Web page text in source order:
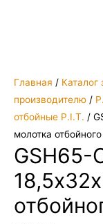
Главная / Каталог
производителю /
отбойные P.I.T. /
молотка
GSH65-